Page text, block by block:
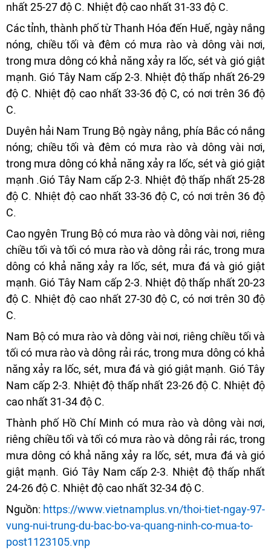
nhất 25-27 độ C. Nhiệt độ cao nhất 31-33 độ C.
Các tỉnh, thành phố từ Thanh Hóa đến Huế, ngày nắng
nóng, chiều tối và đêm có mưa rào và dông vài nơi,
trong mưa dông có khả năng xảy ra lốc, sét và gió giật
mạnh. Gió Tây Nam cấp 2-3. Nhiệt độ thấp nhất 26-29
độ C. Nhiệt độ cao nhất 33-36 độ C, có nơi trên 36 độ
C.
Duyên hải Nam Trung Bộ ngày nắng, phía Bắc có nắng
nóng; chiều tối và đêm có mưa rào và dông vài nơi,
trong mưa dông có khả năng xảy ra lốc, sét và gió giật
mạnh .Gió Tây Nam cấp 2-3. Nhiệt độ thấp nhất 25-28
độ C. Nhiệt độ cao nhất 33-36 độ C, có nơi trên 36 độ
C.
Cao ngyên Trung Bộ có mưa rào và dông vài nơi, riêng
chiều tối và tối có mưa rào và dông rải rác, trong mưa
dông có khả năng xảy ra lốc, sét, mưa đá và gió giật
mạnh. Gió Tây Nam cấp 2-3. Nhiệt độ thấp nhất 20-23
độ C. Nhiệt độ cao nhất 27-30 độ C, có nơi trên 30 độ
C.
Nam Bộ có mưa rào và dông vài nơi, riêng chiều tối và
tối có mưa rào và dông rải rác, trong mưa dông có khả
năng xảy ra lốc, sét, mưa đá và gió giật mạnh. Gió Tây
Nam cấp 2-3. Nhiệt độ thấp nhất 23-26 độ C. Nhiệt độ
cao nhất 31-34 độ C.
Thành phố Hồ Chí Minh có mưa rào và dông vài nơi,
riêng chiều tối và tối có mưa rào và dông rải rác, trong
mưa dông có khả năng xảy ra lốc, sét, mưa đá và gió
giật mạnh. Gió Tây Nam cấp 2-3. Nhiệt độ thấp nhất
24-26 độ C. Nhiệt độ cao nhất 32-34 độ C.
Nguồn: https://www.vietnamplus.vn/thoi-tiet-ngay-97-
vung-nui-trung-du-bac-bo-va-quang-ninh-co-mua-to-
post1123105.vnp